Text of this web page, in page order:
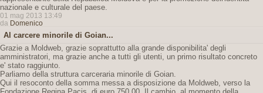
nazionale e culturale del paese.
01 mag 2013 13:49
da Domenico
Al carcere minorile di Goian...
Grazie a Moldweb, grazie soprattutto alla grande disponibilita' degli
amministratori, ma grazie anche a tutti gli utenti, un primo risultato concreto
e' stato raggiunto.
Parliamo della struttura carceraria minorile di Goian.
Qui il resoconto della somma messa a disposizione da Moldweb, verso la